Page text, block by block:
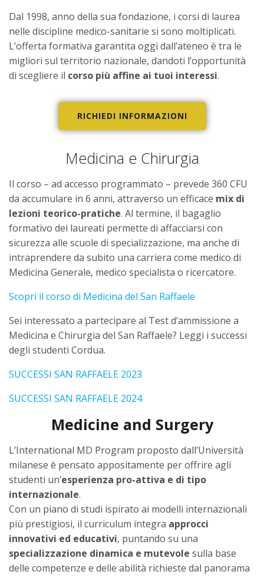
Dal 1998, anno della sua fondazione, i corsi di laurea
nelle discipline medico-sanitarie si sono moltiplicati.
L’offerta formativa garantita oggi dall’ateneo è tra le
migliori sul territorio nazionale, dandoti l’opportunità
di scegliere il corso più affine ai tuoi interessi.
RICHIEDI INFORMAZIONI
Medicina e Chirurgia
Il corso – ad accesso programmato – prevede 360 CFU
da accumulare in 6 anni, attraverso un efficace mix di
lezioni teorico-pratiche. Al termine, il bagaglio
formativo dei laureati permette di affacciarsi con
sicurezza alle scuole di specializzazione, ma anche di
intraprendere da subito una carriera come medico di
Medicina Generale, medico specialista o ricercatore.
Scopri il corso di Medicina del San Raffaele
Sei interessato a partecipare al Test d’ammissione a
Medicina e Chirurgia del San Raffaele? Leggi i successi
degli studenti Cordua.
SUCCESSI SAN RAFFAELE 2023
SUCCESSI SAN RAFFAELE 2024
Medicine and Surgery
L’International MD Program proposto dall’Università
milanese è pensato appositamente per offrire agli
studenti un’esperienza pro-attiva e di tipo
internazionale.
Con un piano di studi ispirato ai modelli internazionali
più prestigiosi, il curriculum integra approcci
innovativi ed educativi, puntando su una
specializzazione dinamica e mutevole sulla base
delle competenze e delle abilità richieste dal panorama